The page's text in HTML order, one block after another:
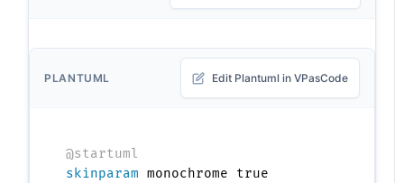
PLANTUML Edit Plantuml in VPasCode
@startuml
skinparam monochrome true